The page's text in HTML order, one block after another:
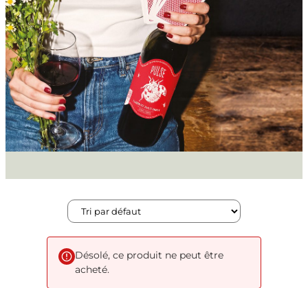
Désolé, ce produit ne peut être
acheté.